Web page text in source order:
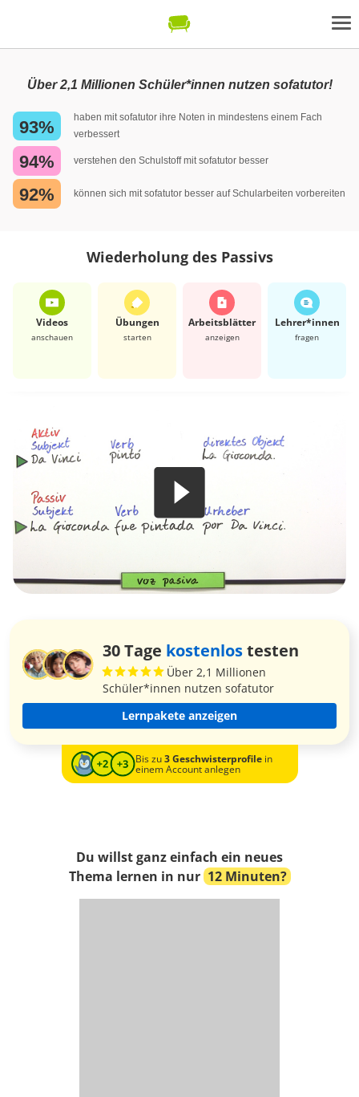
Über 2,1 Millionen Schüler*innen nutzen sofatutor!
93%
haben mit sofatutor ihre Noten in mindestens einem Fach
verbessert
94% verstehen den Schulstoff mit sofatutor besser
92% können sich mit sofatutor besser auf Schularbeiten vorbereiten
Wiederholung des Passivs
Videos
anschauen
Übungen
starten
Arbeits­blätter
anzeigen
Lehrer*​innen
fragen
30 Tage kostenlostesten
Über 2,1 Millionen
Schüler*innen nutzen sofatutor
Lernpakete anzeigen
Bis zu3 Geschwisterprofilein
einem Account anlegen
Du willst ganz einfach ein neues
Thema lernen in nur 12 Minuten?